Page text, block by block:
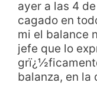
ayer a las 4
cagado en
mi el balance
jefe que lo
balanza, en